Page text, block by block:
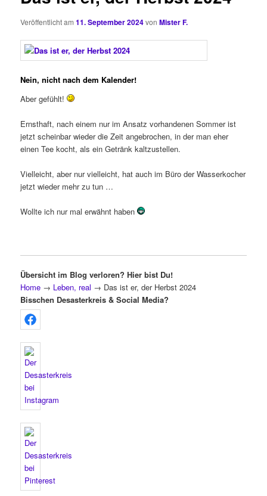
Veröffentlicht am11. September 2024vonMister F.
Nein, nicht nach dem Kalender!
Aber gefühlt!
Ernsthaft, nach einem nur im Ansatz vorhandenen Sommer ist
jetzt scheinbar wieder die Zeit angebrochen, in der man eher
einen Tee kocht, als ein Getränk kaltzustellen.
Vielleicht, aber nur vielleicht, hat auch im Büro der Wasserkocher
jetzt wieder mehr zu tun …
Wollte ich nur mal erwähnt haben
Übersicht im Blog verloren? Hier bist Du!
Home → Leben, real → Das ist er, der Herbst 2024
Bisschen Desasterkreis & Social Media?